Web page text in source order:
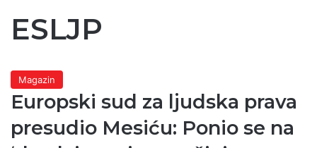
ESLJP
Magazin
Europski sud za ljudska prava
presudio Mesiću: Ponio se na